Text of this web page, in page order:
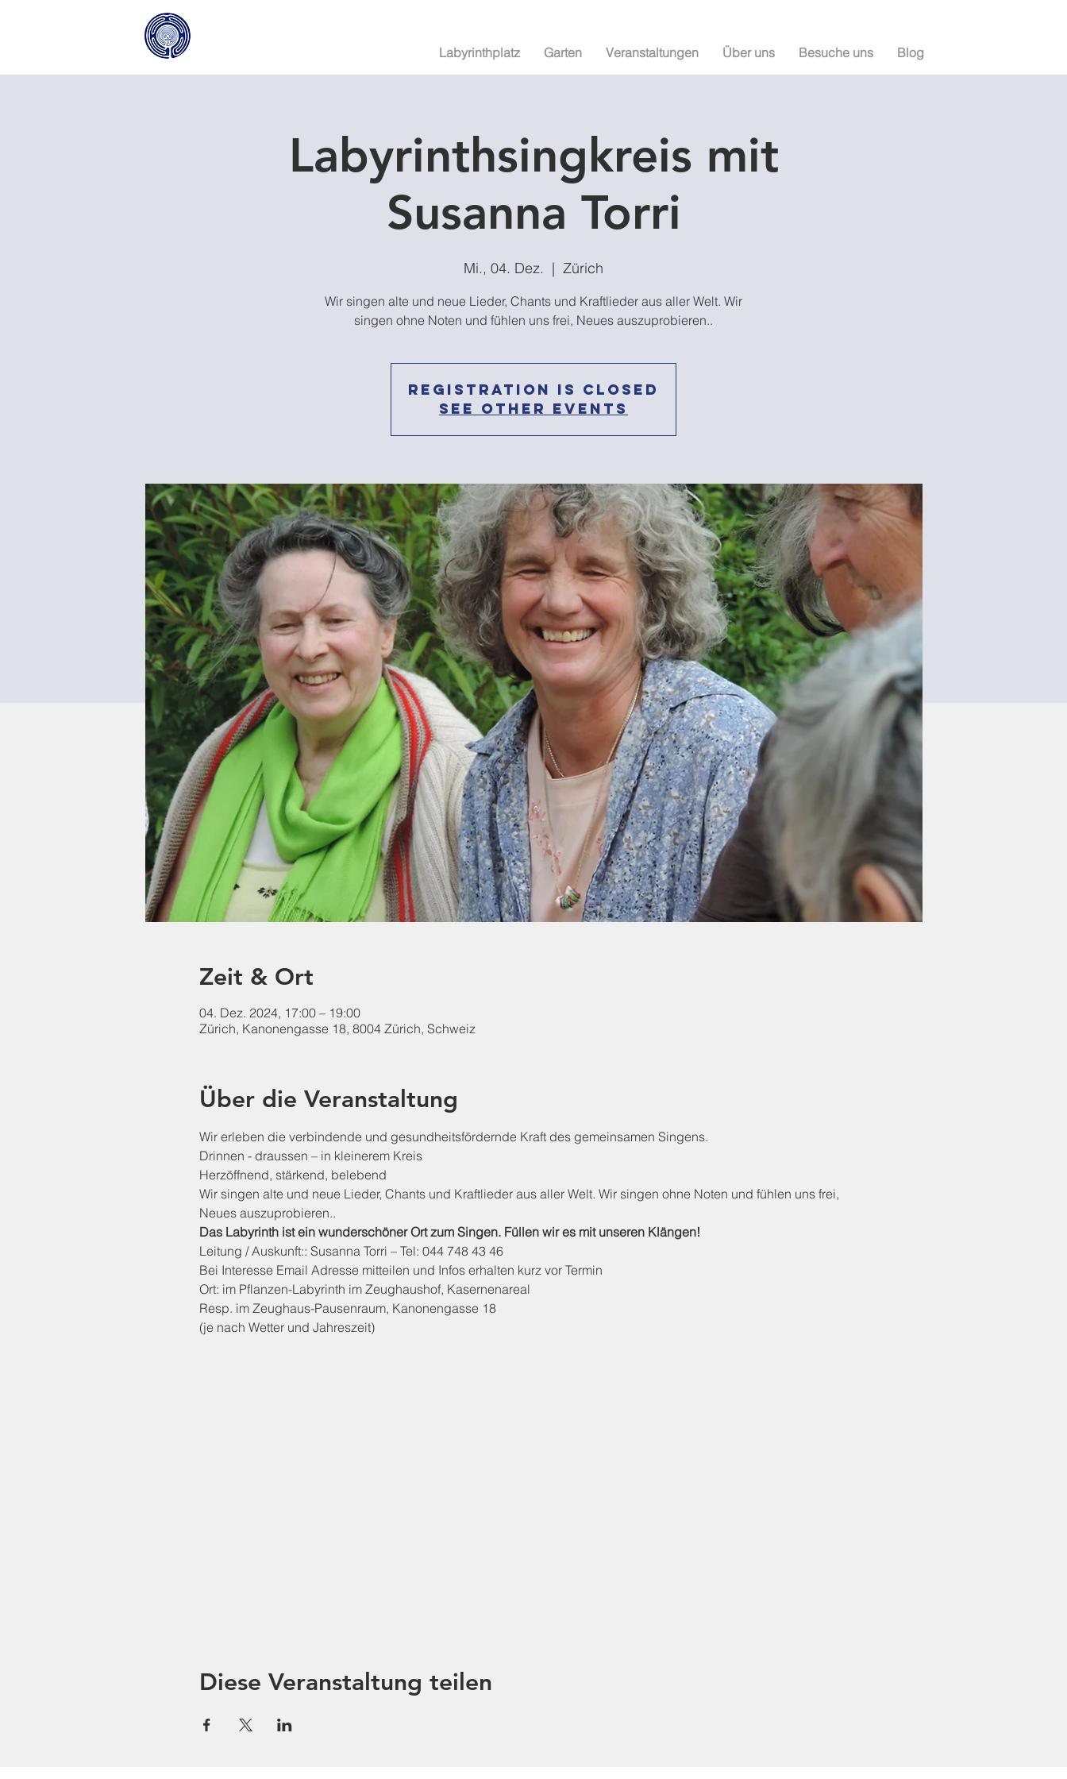
Labyrinthplatz Garten Veranstaltungen Über uns Besuche uns Blog
Labyrinthsingkreis mit
Susanna Torri
Mi., 04. Dez.
  |
Zürich
Wir singen alte und neue Lieder, Chants und Kraftlieder aus aller Welt. Wir
singen ohne Noten und fühlen uns frei, Neues auszuprobieren..
Registration is Closed
See other events
Zeit & Ort
04. Dez. 2024, 17:00 – 19:00
Zürich, Kanonengasse 18, 8004 Zürich, Schweiz
Über die Veranstaltung
Wir erleben die verbindende und gesundheitsfördernde Kraft des gemeinsamen Singens.
Drinnen - draussen – in kleinerem Kreis
Herzöffnend, stärkend, belebend
Wir singen alte und neue Lieder, Chants und Kraftlieder aus aller Welt. Wir singen ohne Noten und fühlen uns frei,
Neues auszuprobieren..
Das Labyrinth ist ein wunderschöner Ort zum Singen. Füllen wir es mit unseren Klängen!
Leitung / Auskunft:: Susanna Torri – Tel: 044 748 43 46
Bei Interesse Email Adresse mitteilen und Infos erhalten kurz vor Termin
Ort: im Pflanzen-Labyrinth im Zeughaushof, Kasernenareal
Resp. im Zeughaus-Pausenraum, Kanonengasse 18
(je nach Wetter und Jahreszeit)
Diese Veranstaltung teilen